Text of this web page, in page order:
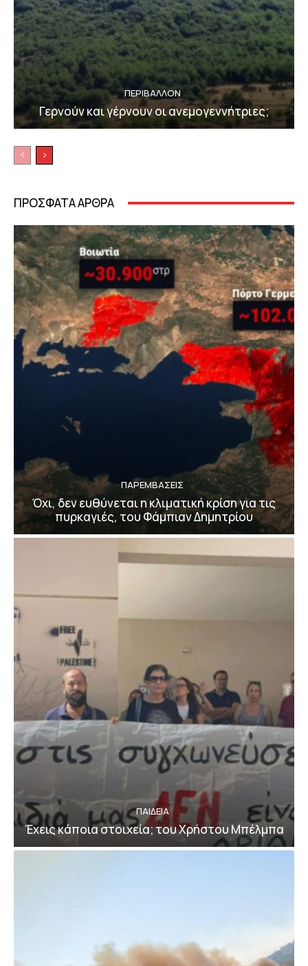
ΠΕΡΙΒΆΛΛΟΝ
Γερνούν και γέρνουν οι ανεμογεννήτριες;
ΠΡΟΣΦΑΤΑ ΑΡΘΡΑ
ΠΑΡΕΜΒΑΣΕΙΣ
Όχι, δεν ευθύνεται η κλιματική κρίση για τις
πυρκαγιές, του Φάμπιαν Δημητρίου
ΠΑΙΔΕΙΑ
Έχεις κάποια στοιχεία; του Χρήστου Μπέλμπα